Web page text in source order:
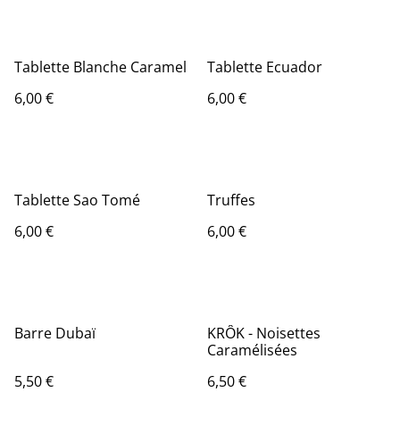
Tablette Blanche Caramel
6,00 €
Tablette Ecuador
6,00 €
Tablette Sao Tomé
6,00 €
Truffes
6,00 €
Barre Dubaï
5,50 €
KRÔK - Noisettes
Caramélisées
6,50 €